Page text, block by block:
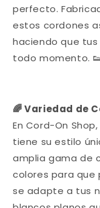
perfecto.
estos cordones
haciendo que
todo momento. 👟
🌈 Variedad de
En Cord-On
tiene su estilo
amplia gama de
colores para que
se adapte a tus